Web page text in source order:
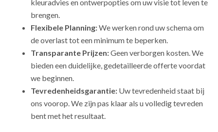
kleuradvies en ontwerpopties om uw visie tot leven te
brengen.
Flexibele Planning:We werken rond uw schema om
de overlast tot een minimum te beperken.
Transparante Prijzen:Geen verborgen kosten. We
bieden een duidelijke, gedetailleerde offerte voordat
we beginnen.
Tevredenheidsgarantie: Uw tevredenheid staat bij
ons voorop. We zijn pas klaar als u volledig tevreden
bent met het resultaat.